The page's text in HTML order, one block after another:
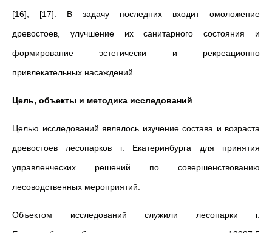
[16], [17]. В задачу последних входит омоложение
древостоев, улучшение их санитарного состояния и
формирование эстетически и рекреационно
привлекательных насаждений.
Цель, объекты и методика исследований
Целью исследований являлось изучение состава и возраста
древостоев лесопарков г. Екатеринбурга для принятия
управленческих решений по совершенствованию
лесоводственных мероприятий.
Объектом исследований служили лесопарки г.